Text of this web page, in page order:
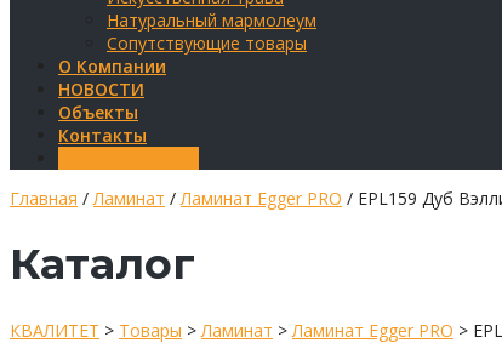
Натуральный мармолеум
Сопутствующие товары
О Компании
НОВОСТИ
Объекты
Контакты
Главная /Ламинат /Ламинат Egger PRO / EPL159 Дуб
Каталог
КВАЛИТЕТ > Товары >Ламинат >Ламинат Egger PRO >